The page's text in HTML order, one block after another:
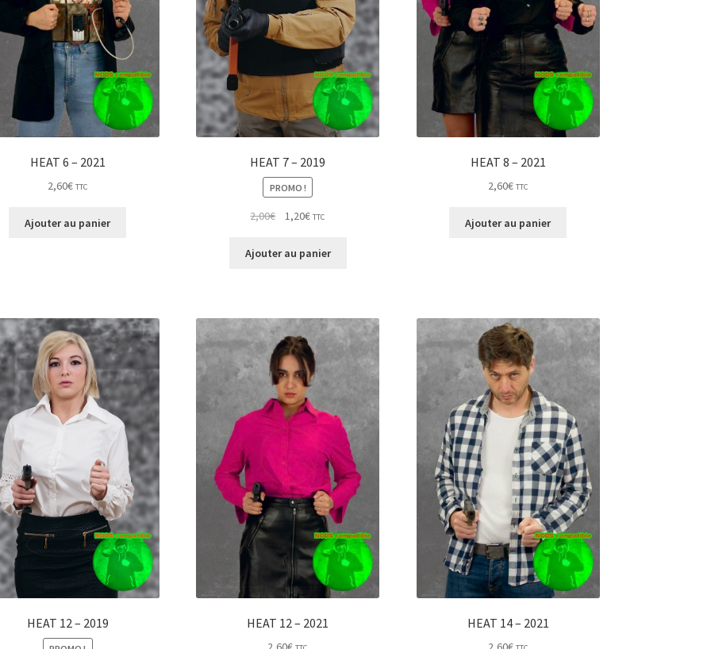
HEAT 6 – 2021
2,60€ TTC
Ajouter au panier
HEAT 7 – 2019
PROMO !
2,00€
Le
initial
1,20€Le
actuel
TTC
Ajouter au panier
HEAT 8 – 2021
2,60€ TTC
Ajouter au panier
HEAT 12 – 2019 HEAT 12 – 2021 HEAT 14 – 2021